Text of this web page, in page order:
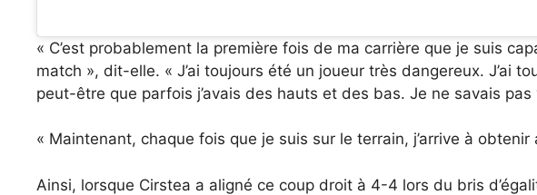
« C’est probablement la première fois de ma carrière que je suis
match », dit-elle. « J’ai toujours été un joueur très dangereux. J’ai
peut-être que parfois j’avais des hauts et des bas. Je ne savais pas
« Maintenant, chaque fois que je suis sur le terrain, j’arrive à obtenir
Ainsi, lorsque Cirstea a aligné ce coup droit à 4-4 lors du bris